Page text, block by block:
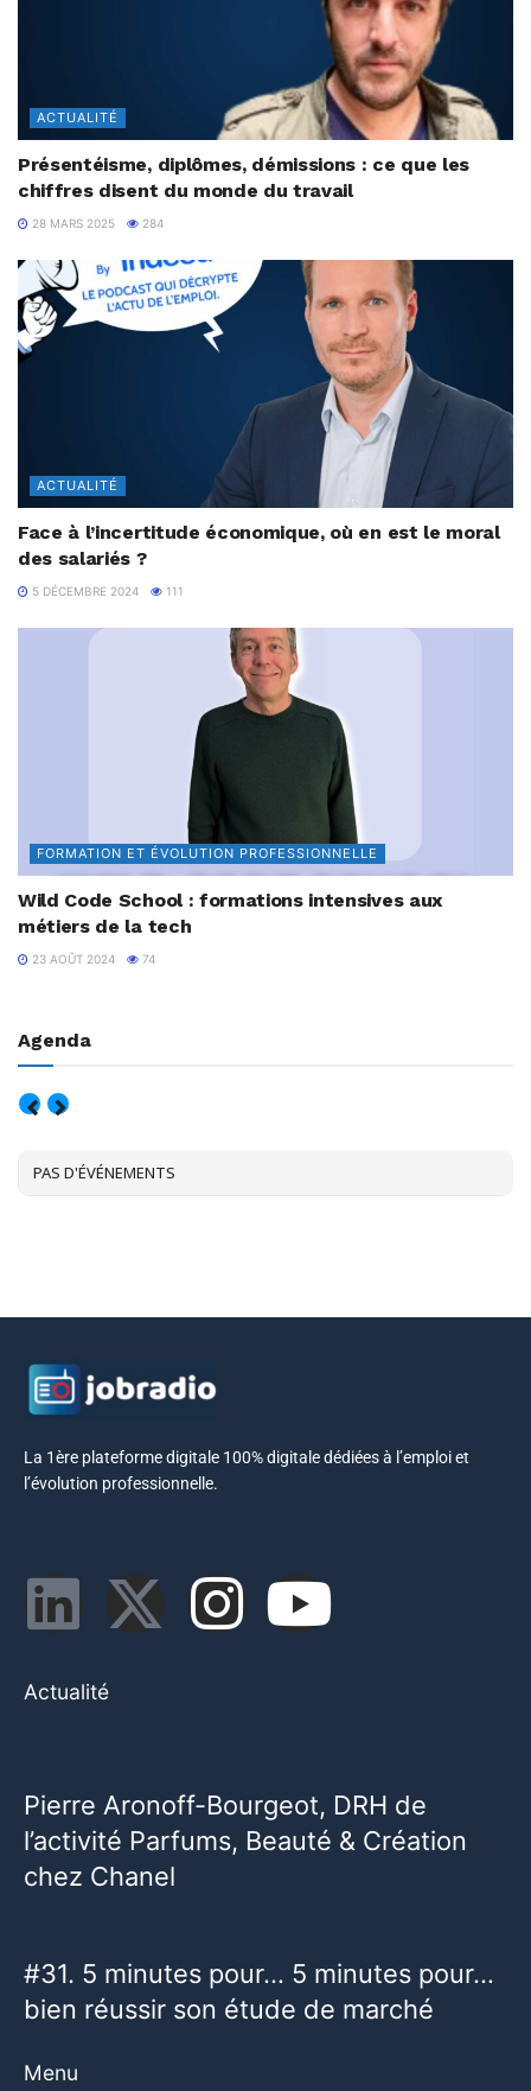
ACTUALITÉ
Présentéisme, diplômes, démissions : ce que les
chiffres disent du monde du travail
28 MARS 2025 284
ACTUALITÉ
Face à l’incertitude économique, où en est le moral
des salariés ?
5 DÉCEMBRE 2024 111
FORMATION ET ÉVOLUTION PROFESSIONNELLE
Wild Code School : formations intensives aux
métiers de la tech
23 AOÛT 2024 74
Agenda
PAS D'ÉVÉNEMENTS
La 1ère plateforme digitale 100% digitale dédiées à l’emploi et
l’évolution professionnelle.
Actualité
Pierre Aronoff-Bourgeot, DRH de
l’activité Parfums, Beauté & Création
chez Chanel
#31. 5 minutes pour… 5 minutes pour…
bien réussir son étude de marché
Menu